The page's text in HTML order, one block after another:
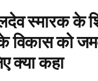
स्मारक के
विकास को
क्या कहा